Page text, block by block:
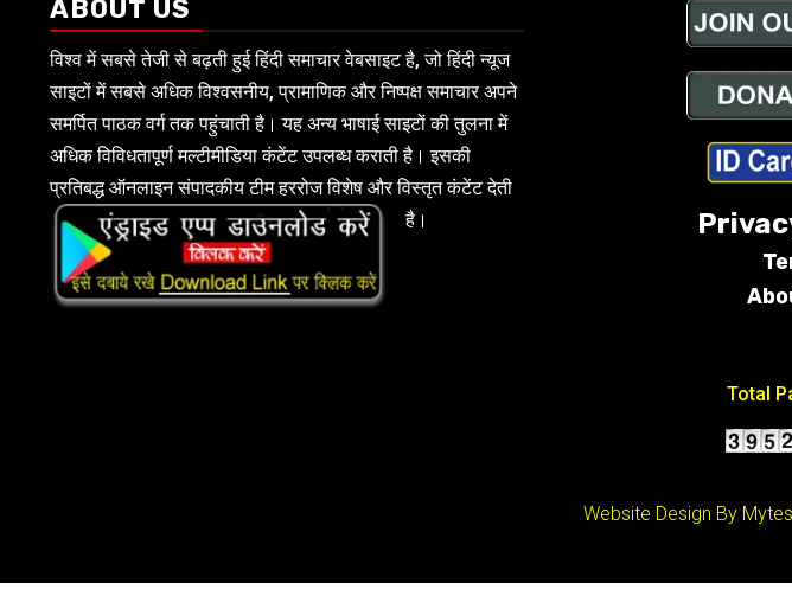
ABOUT US
विश्व में सबसे तेजी से बढ़ती हुई हिंदी समाचार वेबसाइट है, जो हिंदी न्यूज
साइटों में सबसे अधिक विश्वसनीय, प्रामाणिक और निष्पक्ष समाचार अपने
समर्पित पाठक वर्ग तक पहुंचाती है। यह अन्य भाषाई साइटों की तुलना में
अधिक विविधतापूर्ण मल्टीमीडिया कंटेंट उपलब्ध कराती है। इसकी
प्रतिबद्ध ऑनलाइन संपादकीय टीम हररोज विशेष और विस्तृत कंटेंट देती
है।
Total
Website Design By